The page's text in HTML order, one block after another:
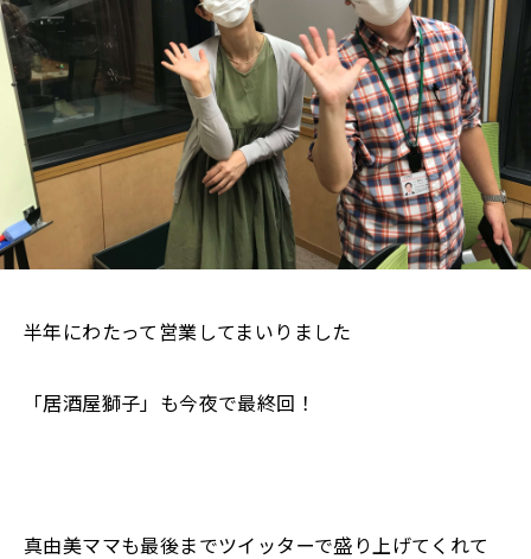
半年にわたって営業してまいりました
「居酒屋獅子」も今夜で最終回！
真由美ママも最後までツイッターで盛り上げてくれて